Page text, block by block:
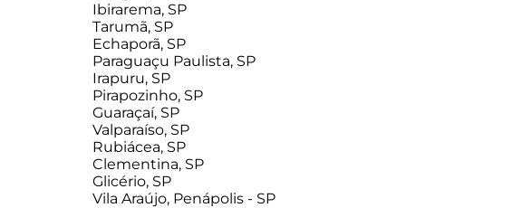
Ibirarema, SP
Tarumã, SP
Echaporã, SP
Paraguaçu Paulista, SP
Irapuru, SP
Pirapozinho, SP
Guaraçaí, SP
Valparaíso, SP
Rubiácea, SP
Clementina, SP
Glicério, SP
Vila Araújo, Penápolis - SP